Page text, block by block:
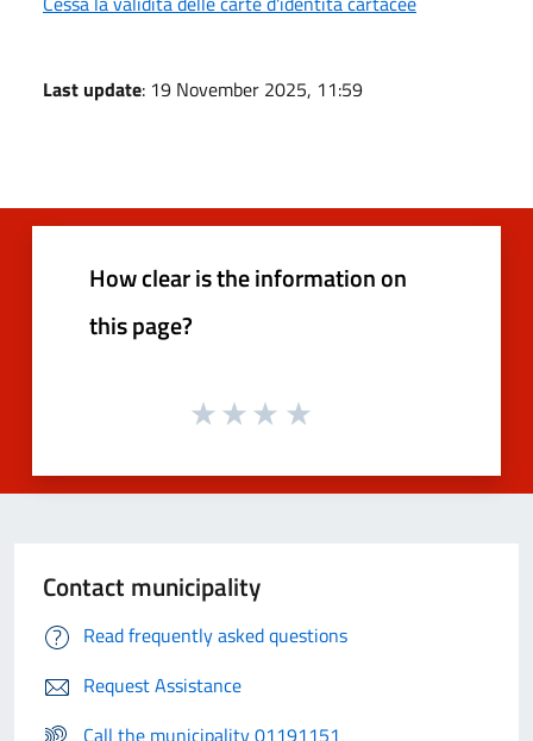
Last update: 19 November 2025, 11:59
How clear is the information on
this page?
Contact municipality
Read frequently asked questions
Request Assistance